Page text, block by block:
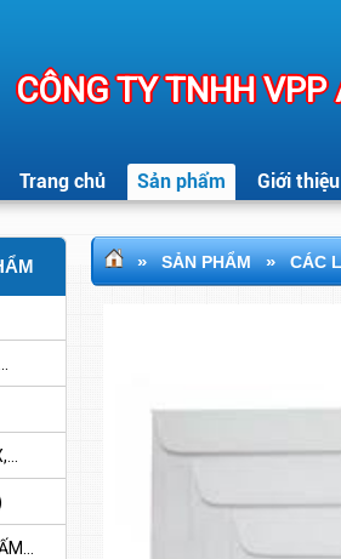
CÔNG TY TNHH
Trang chủ Sản phẩm Giới thiệu
» SẢN PHẨM » CÁC